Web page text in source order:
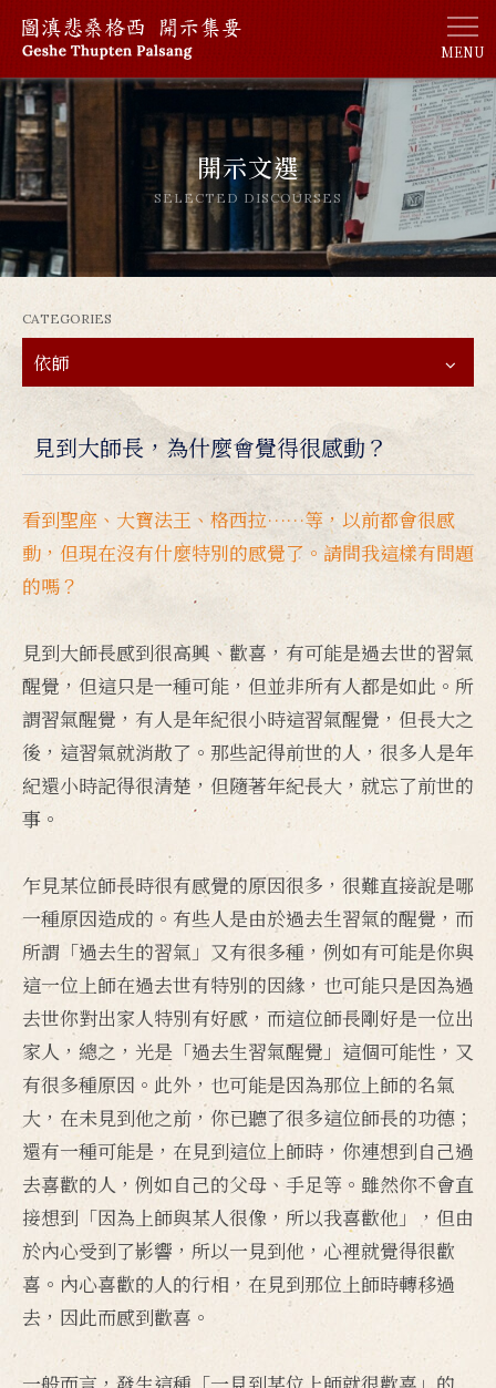
開示文選
SELECTED DISCOURSES
CATEGORIES
依師
見到大師長，為什麼會覺得很感動？
看到聖座、大寶法王、格西拉……等，以前都會很感
動，但現在沒有什麼特別的感覺了。請問我這樣有問題
的嗎？
見到大師長感到很高興、歡喜，有可能是過去世的習氣
醒覺，但這只是一種可能，但並非所有人都是如此。所
謂習氣醒覺，有人是年紀很小時這習氣醒覺，但長大之
後，這習氣就消散了。那些記得前世的人，很多人是年
紀還小時記得很清楚，但隨著年紀長大，就忘了前世的
事。
乍見某位師長時很有感覺的原因很多，很難直接說是哪
一種原因造成的。有些人是由於過去生習氣的醒覺，而
所謂「過去生的習氣」又有很多種，例如有可能是你與
這一位上師在過去世有特別的因緣，也可能只是因為過
去世你對出家人特別有好感，而這位師長剛好是一位出
家人，總之，光是「過去生習氣醒覺」這個可能性，又
有很多種原因。此外，也可能是因為那位上師的名氣
大，在未見到他之前，你已聽了很多這位師長的功德；
還有一種可能是，在見到這位上師時，你連想到自己過
去喜歡的人，例如自己的父母、手足等。雖然你不會直
接想到「因為上師與某人很像，所以我喜歡他」，但由
於內心受到了影響，所以一見到他，心裡就覺得很歡
喜。內心喜歡的人的行相，在見到那位上師時轉移過
去，因此而感到歡喜。
MENU